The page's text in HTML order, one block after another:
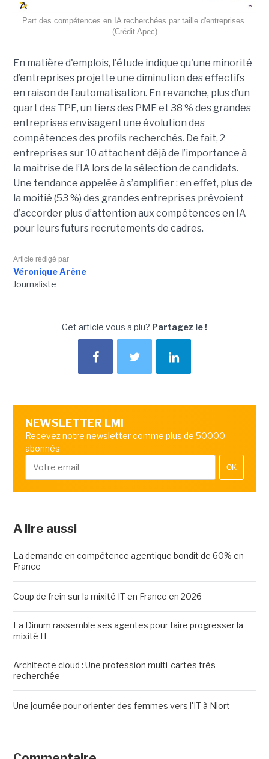
Part des compétences en IA recherchées par taille d'entreprises.
(Crédit Apec)
En matière d'emplois, l'étude indique qu'une minorité
d’entreprises projette une diminution des effectifs
en raison de l’automatisation. En revanche, plus d’un
quart des TPE, un tiers des PME et 38 % des grandes
entreprises envisagent une évolution des
compétences des profils recherchés. De fait, 2
entreprises sur 10 attachent déjà de l’importance à
la maitrise de l’IA lors de la sélection de candidats.
Une tendance appelée à s’amplifier : en effet, plus de
la moitié (53 %) des grandes entreprises prévoient
d’accorder plus d’attention aux compétences en IA
pour leurs futurs recrutements de cadres.
Article rédigé par
Véronique Arène
Journaliste
Cet article vous a plu? Partagez le !
NEWSLETTER LMI
Recevez notre newsletter comme plus de 50000
abonnés
OK
A lire aussi
La demande en compétence agentique bondit de 60% en
France
Coup de frein sur la mixité IT en France en 2026
La Dinum rassemble ses agentes pour faire progresser la
mixité IT
Architecte cloud : Une profession multi-cartes très
recherchée
Une journée pour orienter des femmes vers l'IT à Niort